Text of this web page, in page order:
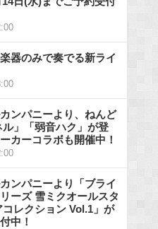
器のみで奏でる新ライ
ンパニーより、ねんど
」「弱音ハク」が登
カーコラボも開催中！
ンパニーより「ブライ
ーズ 雪ミクオールスタ
レクション Vol.1」が
中！